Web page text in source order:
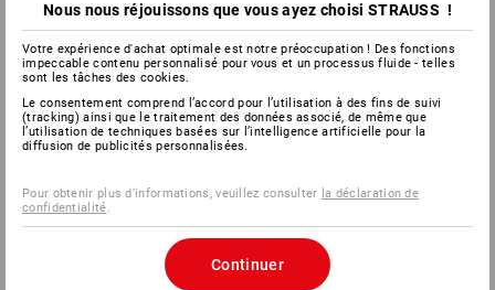
Nous nous réjouissons que vous ayez choisi STRAUSS !
Votre expérience d'achat optimale est notre préoccupation ! Des fonctions
impeccable contenu personnalisé pour vous et un processus fluide - telles
sont les tâches des cookies.
Le consentement comprend l’accord pour l’utilisation à des fins de suivi
(tracking) ainsi que le traitement des données associé, de même que
l’utilisation de techniques basées sur l’intelligence artificielle pour la
diffusion de publicités personnalisées.
Pour obtenir plus d'informations, veuillez consulter la déclaration de
confidentialité.
Continuer